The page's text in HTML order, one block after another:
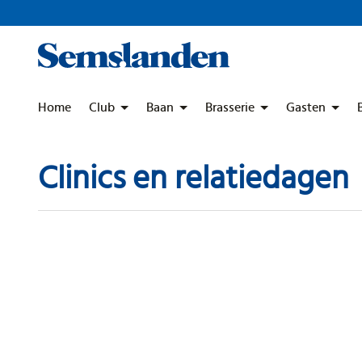
Home Club Baan Brasserie Gasten
Clinics en relatiedagen